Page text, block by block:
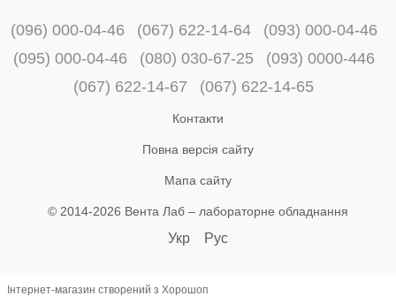
(096) 000-04-46 (067) 622-14-64
(093) 000-04-46
(095) 000-04-46
(080) 030-67-25
(093) 0000-446
(067) 622-14-67
(067) 622-14-65
Контакти
Повна версія сайту
Мапа сайту
© 2014-2026 Вента Лаб – лабораторне обладнання
Укр Рус
Інтернет-магазин створений з Хорошоп